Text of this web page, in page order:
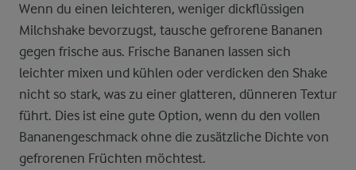
Wenn du einen leichteren, weniger dickflüssigen
Milchshake bevorzugst, tausche gefrorene Bananen
gegen frische aus. Frische Bananen lassen sich
leichter mixen und kühlen oder verdicken den Shake
nicht so stark, was zu einer glatteren, dünneren Textur
führt. Dies ist eine gute Option, wenn du den vollen
Bananengeschmack ohne die zusätzliche Dichte von
gefrorenen Früchten möchtest.